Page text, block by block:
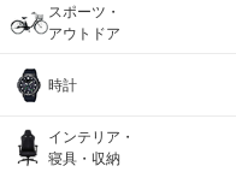
スポーツ・
アウトドア
時計
インテリア・
寝具・収納